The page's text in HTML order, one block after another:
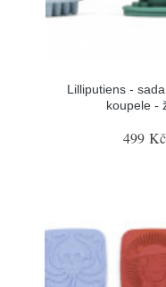
Lilliputiens -
koupele -
499 Kč